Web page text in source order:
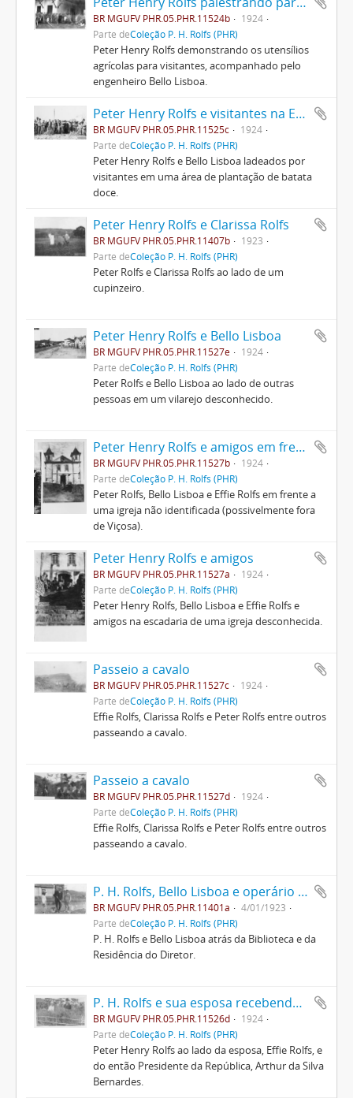
BR MGUFV PHR.05.PHR.11524b
1924
Parte deColeção P. H. Rolfs (PHR)
Peter Henry Rolfs demonstrando os utensílios
agrícolas para visitantes, acompanhado pelo
engenheiro Bello Lisboa.
Peter Henry Rolfs e visitantes na ESAV
BR MGUFV PHR.05.PHR.11525c
1924
Parte deColeção P. H. Rolfs (PHR)
Peter Henry Rolfs e Bello Lisboa ladeados por
visitantes em uma área de plantação de batata
doce.
Peter Henry Rolfs e Clarissa Rolfs
BR MGUFV PHR.05.PHR.11407b
1923
Parte deColeção P. H. Rolfs (PHR)
Peter Rolfs e Clarissa Rolfs ao lado de um
cupinzeiro.
Peter Henry Rolfs e Bello Lisboa
BR MGUFV PHR.05.PHR.11527e
1924
Parte deColeção P. H. Rolfs (PHR)
Peter Rolfs e Bello Lisboa ao lado de outras
pessoas em um vilarejo desconhecido.
Peter Henry Rolfs e amigos em frente a uma igreja
BR MGUFV PHR.05.PHR.11527b
1924
Parte deColeção P. H. Rolfs (PHR)
Peter Rolfs, Bello Lisboa e Effie Rolfs em frente a
uma igreja não identificada (possivelmente fora
de Viçosa).
Peter Henry Rolfs e amigos
BR MGUFV PHR.05.PHR.11527a
1924
Parte deColeção P. H. Rolfs (PHR)
Peter Henry Rolfs, Bello Lisboa e Effie Rolfs e
amigos na escadaria de uma igreja desconhecida.
Passeio a cavalo
BR MGUFV PHR.05.PHR.11527c
1924
Parte deColeção P. H. Rolfs (PHR)
Effie Rolfs, Clarissa Rolfs e Peter Rolfs entre outros
passeando a cavalo.
Passeio a cavalo
BR MGUFV PHR.05.PHR.11527d
1924
Parte deColeção P. H. Rolfs (PHR)
Effie Rolfs, Clarissa Rolfs e Peter Rolfs entre outros
passeando a cavalo.
P. H. Rolfs, Bello Lisboa e operário da ESAV
BR MGUFV PHR.05.PHR.11401a
4/01/1923
Parte deColeção P. H. Rolfs (PHR)
P. H. Rolfs e Bello Lisboa atrás da Biblioteca e da
Residência do Diretor.
P. H. Rolfs e sua esposa recebendo Arthur Bernardes
BR MGUFV PHR.05.PHR.11526d
1924
Parte deColeção P. H. Rolfs (PHR)
Peter Henry Rolfs ao lado da esposa, Effie Rolfs, e
do então Presidente da República, Arthur da Silva
Bernardes.